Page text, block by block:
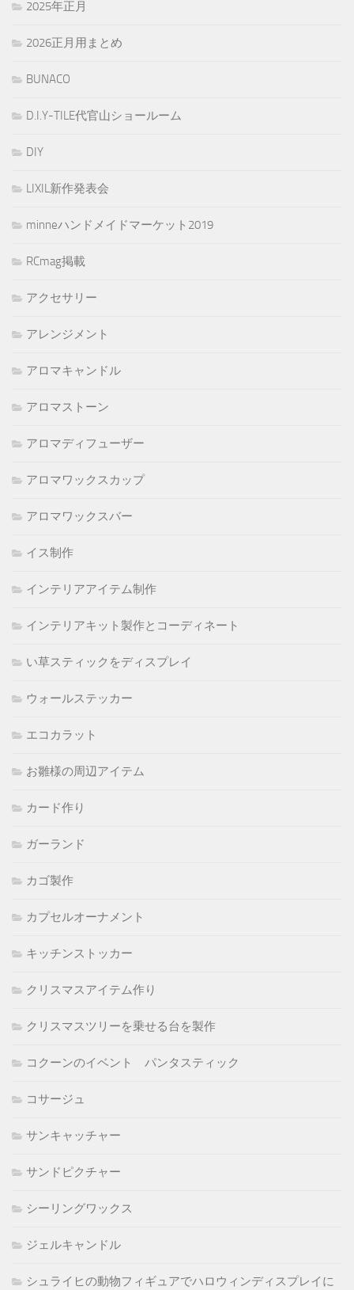
2025年正月
2026正月用まとめ
BUNACO
D.I.Y-TILE代官山ショールーム
DIY
LIXIL新作発表会
minneハンドメイドマーケット2019
RCmag掲載
アクセサリー
アレンジメント
アロマキャンドル
アロマストーン
アロマディフューザー
アロマワックスカップ
アロマワックスバー
イス制作
インテリアアイテム制作
インテリアキット製作とコーディネート
い草スティックをディスプレイ
ウォールステッカー
エコカラット
お雛様の周辺アイテム
カード作り
ガーランド
カゴ製作
カプセルオーナメント
キッチンストッカー
クリスマスアイテム作り
クリスマスツリーを乗せる台を製作
コクーンのイベント パンタスティック
コサージュ
サンキャッチャー
サンドピクチャー
シーリングワックス
ジェルキャンドル
シュライヒの動物フィギュアでハロウィンディスプレイに